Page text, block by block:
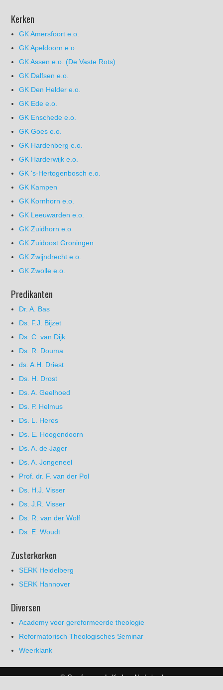
Kerken
GK Amersfoort e.o.
GK Apeldoorn e.o.
GK Assen e.o. (De Vaste Rots)
GK Dalfsen e.o.
GK Den Helder e.o.
GK Ede e.o.
GK Enschede e.o.
GK Goes e.o.
GK Hardenberg e.o.
GK Harderwijk e.o.
GK 's-Hertogenbosch e.o.
GK Kampen
GK Kornhorn e.o.
GK Leeuwarden e.o.
GK Zuidhorn e.o
GK Zuidoost Groningen
GK Zwijndrecht e.o.
GK Zwolle e.o.
Predikanten
Dr. A. Bas
Ds. F.J. Bijzet
Ds. C. van Dijk
Ds. R. Douma
ds. A.H. Driest
Ds. H. Drost
Ds. A. Geelhoed
Ds. P. Helmus
Ds. L. Heres
Ds. E. Hoogendoorn
Ds. A. de Jager
Ds. A. Jongeneel
Prof. dr. F. van der Pol
Ds. H.J. Visser
Ds. J.R. Visser
Ds. R. van der Wolf
Ds. E. Woudt
Zusterkerken
SERK Heidelberg
SERK Hannover
Diversen
Academy voor gereformeerde theologie
Reformatorisch Theologisches Seminar
Weerklank
© Gereformeerde Kerken Nederland